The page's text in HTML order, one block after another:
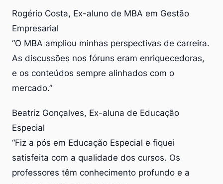
Rogério Costa, Ex-aluno de MBA em Gestão
Empresarial
“O MBA ampliou minhas perspectivas de carreira.
As discussões nos fóruns eram enriquecedoras,
e os conteúdos sempre alinhados com o
mercado.”
Beatriz Gonçalves, Ex-aluna de Educação
Especial
“Fiz a pós em Educação Especial e fiquei
satisfeita com a qualidade dos cursos. Os
professores têm conhecimento profundo e a